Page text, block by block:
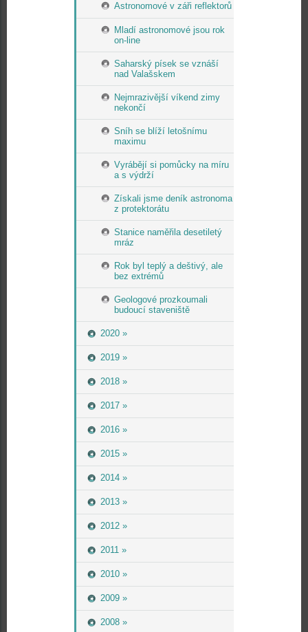
Astronomové v záři reflektorů
Mladí astronomové jsou rok
on-line
Saharský písek se vznáší
nad Valašskem
Nejmrazivější víkend zimy
nekončí
Sníh se blíží letošnímu
maximu
Vyrábějí si pomůcky na míru
a s výdrží
Získali jsme deník astronoma
z protektorátu
Stanice naměřila desetiletý
mráz
Rok byl teplý a deštivý, ale
bez extrémů
Geologové prozkoumali
budoucí staveniště
2020 »
2019 »
2018 »
2017 »
2016 »
2015 »
2014 »
2013 »
2012 »
2011 »
2010 »
2009 »
2008 »